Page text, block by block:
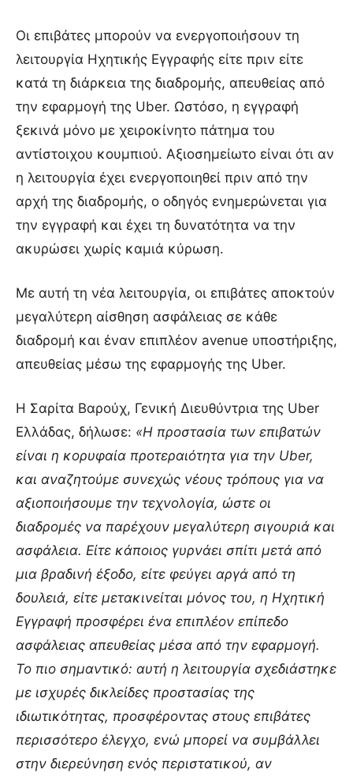
Οι επιβάτες μπορούν να ενεργοποιήσουν τη
λειτουργία Ηχητικής Εγγραφής είτε πριν είτε
κατά τη διάρκεια της διαδρομής, απευθείας από
την εφαρμογή της Uber. Ωστόσο, η εγγραφή
ξεκινά μόνο με χειροκίνητο πάτημα του
αντίστοιχου κουμπιού. Αξιοσημείωτο είναι ότι αν
η λειτουργία έχει ενεργοποιηθεί πριν από την
αρχή της διαδρομής, ο οδηγός ενημερώνεται για
την εγγραφή και έχει τη δυνατότητα να την
ακυρώσει χωρίς καμιά κύρωση.
Με αυτή τη νέα λειτουργία, οι επιβάτες αποκτούν
μεγαλύτερη αίσθηση ασφάλειας σε κάθε
διαδρομή και έναν επιπλέον avenue υποστήριξης,
απευθείας μέσω της εφαρμογής της Uber.
Η Σαρίτα Βαρούχ, Γενική Διευθύντρια της Uber
Ελλάδας, δήλωσε: «Η προστασία των επιβατών
είναι η κορυφαία προτεραιότητα για την Uber,
και αναζητούμε συνεχώς νέους τρόπους για να
αξιοποιήσουμε την τεχνολογία, ώστε οι
διαδρομές να παρέχουν μεγαλύτερη σιγουριά και
ασφάλεια. Είτε κάποιος γυρνάει σπίτι μετά από
μια βραδινή έξοδο, είτε φεύγει αργά από τη
δουλειά, είτε μετακινείται μόνος του, η Ηχητική
Εγγραφή προσφέρει ένα επιπλέον επίπεδο
ασφάλειας απευθείας μέσα από την εφαρμογή.
Το πιο σημαντικό: αυτή η λειτουργία σχεδιάστηκε
με ισχυρές δικλείδες προστασίας της
ιδιωτικότητας, προσφέροντας στους επιβάτες
περισσότερο έλεγχο, ενώ μπορεί να συμβάλλει
στην διερεύνηση ενός περιστατικού, αν